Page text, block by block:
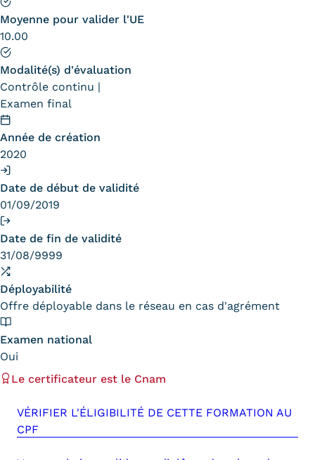
Infos pratiques
Handi'Cnam
FAQ
Téléchargements
Le Cnam ICSV
Mobilité internationale et
Règlement intérieur
Modalités d'inscription
Moyenne pour valider l'UE
10.00
Modalité(s) d'évaluation
Contrôle continu
Examen final
Année de création
2020
Date de début de validité
01/09/2019
Date de fin de validité
31/08/9999
Déployabilité
Offre déployable dans le réseau en cas d'agrément
Examen national
Oui
Le certificateur est le Cnam
VÉRIFIER L'ÉLIGIBILITÉ DE CETTE FORMATION AU
CPF